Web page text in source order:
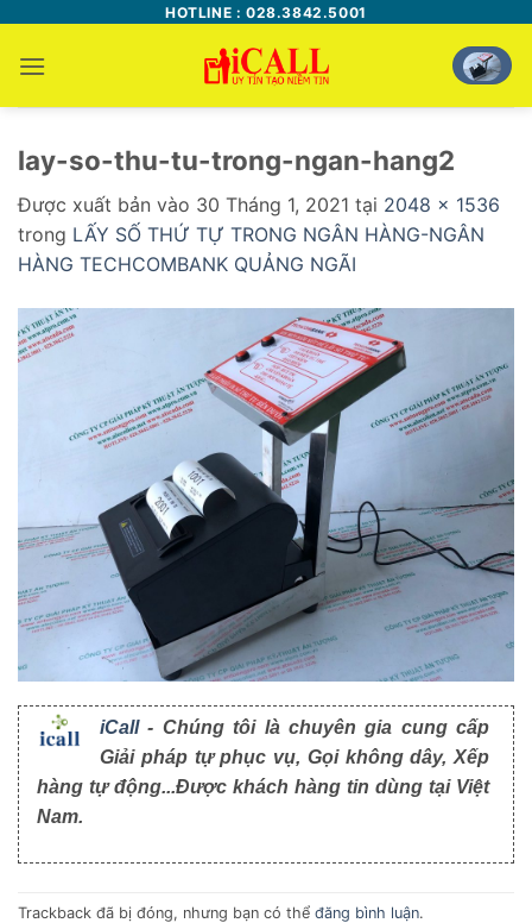
nội
dung
HOTLINE : 028.3842.5001
lay-so-thu-tu-trong-ngan-hang2
Được xuất bản vào 30 Tháng 1, 2021 tại 2048 × 1536
trong LẤY SỐ THỨ TỰ TRONG NGÂN HÀNG-NGÂN
HÀNG TECHCOMBANK QUẢNG NGÃI
iCall- Chúng tôi là chuyên gia cung cấp
Giải pháp tự phục vụ, Gọi không dây, Xếp
hàng tự động...Được khách hàng tin dùng tại Việt
Nam.
Trackback đã bị đóng, nhưng bạn có thể đăng bình luận.